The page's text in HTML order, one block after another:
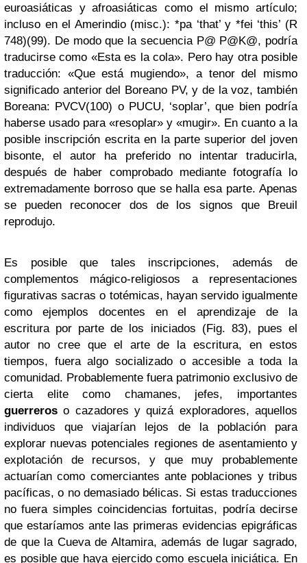
euroasiáticas y afroasiáticas como el mismo artículo;
incluso en el Amerindio (misc.): *pa ‘that’ y *fei ‘this’ (R
748)(99). De modo que la secuencia P@ P@K@, podría
traducirse como «Esta es la cola». Pero hay otra posible
traducción: «Que está mugiendo», a tenor del mismo
significado anterior del Boreano PV, y de la voz, también
Boreana: PVCV(100) o PUCU, ‘soplar’, que bien podría
haberse usado para «resoplar» y «mugir». En cuanto a la
posible inscripción escrita en la parte superior del joven
bisonte, el autor ha preferido no intentar traducirla,
después de haber comprobado mediante fotografía lo
extremadamente borroso que se halla esa parte. Apenas
se pueden reconocer dos de los signos que Breuil
reprodujo.
Es posible que tales inscripciones, además de
complementos mágico-religiosos a representaciones
figurativas sacras o totémicas, hayan servido igualmente
como ejemplos docentes en el aprendizaje de la
escritura por parte de los iniciados (Fig. 83), pues el
autor no cree que el arte de la escritura, en estos
tiempos, fuera algo socializado o accesible a toda la
comunidad. Probablemente fuera patrimonio exclusivo de
cierta elite como chamanes, jefes, importantes
guerreros o cazadores y quizá exploradores, aquellos
individuos que viajarían lejos de la población para
explorar nuevas potenciales regiones de asentamiento y
explotación de recursos, y que muy probablemente
actuarían como comerciantes ante poblaciones y tribus
pacíficas, o no demasiado bélicas. Si estas traducciones
no fuera simples coincidencias fortuitas, podría decirse
que estaríamos ante las primeras evidencias epigráficas
de que la Cueva de Altamira, además de lugar sagrado,
es posible que haya ejercido como escuela iniciática. En